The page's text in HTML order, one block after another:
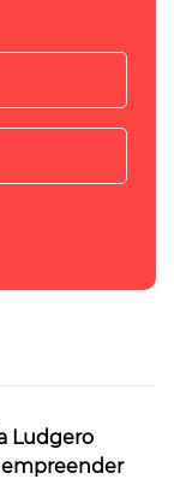
Ludgero